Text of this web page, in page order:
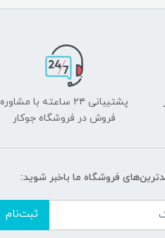
پشتیبانی ۲۴ ساعته با مشاوره
فروش در فروشگاه جوکار
فروشگاه ما باخبر شوید:
ثبت‌نام